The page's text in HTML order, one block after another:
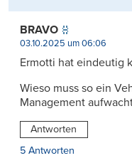
BRAVO
03.10.2025 um 06:06
Ermotti hat eindeutig
Wieso muss so ein
Management
Antworten
5 Antworten